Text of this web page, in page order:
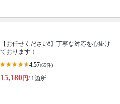
【お任せください❗️】丁寧な対応を心掛け
ております！
4.57(65件)
15,180円/ 1箇所